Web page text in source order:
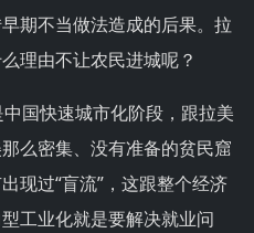
期不当做法造成的后果。拉
理由不让农民进城呢？
国快速城市化阶段，跟拉美
么密集、没有准备的贫民窟
现过“盲流”，这跟整个经济
工业化就是要解决就业问